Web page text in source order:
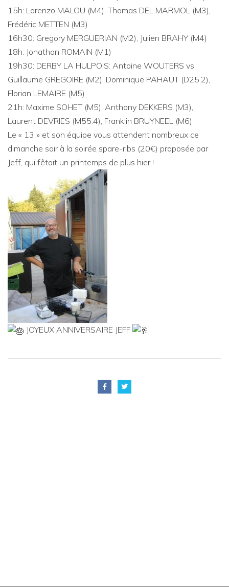
15h: Lorenzo MALOU (M4), Thomas DEL MARMOL (M3),
Frédéric METTEN (M3)
16h30: Gregory MERGUERIAN (M2), Julien BRAHY (M4)
18h: Jonathan ROMAIN (M1)
19h30: DERBY LA HULPOIS: Antoine WOUTERS vs
Guillaume GREGOIRE (M2), Dominique PAHAUT (D25.2),
Florian LEMAIRE (M5)
21h: Maxime SOHET (M5), Anthony DEKKERS (M3),
Laurent DEVRIES (M55.4), Franklin BRUYNEEL (M6)
Le « 13 » et son équipe vous attendent nombreux ce
dimanche soir à la soirée spare-ribs (20€) proposée par
Jeff, qui fêtait un printemps de plus hier !
JOYEUX ANNIVERSAIRE JEFF